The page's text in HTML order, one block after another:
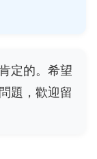
定的。希望
題，歡迎留